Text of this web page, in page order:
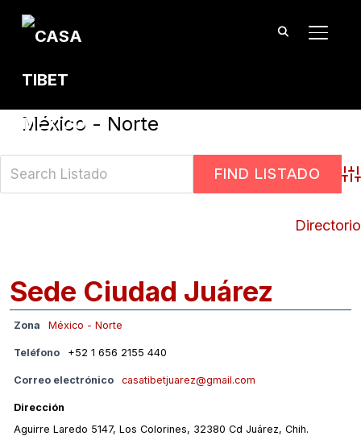
México - Norte
Directorio
Sede Ciudad Juárez
Zona México - Norte
Teléfono +52 1 656 2155 440
Correo electrónico casatibetjuarez@gmail.com
Dirección
Aguirre Laredo 5147, Los Colorines, 32380 Cd Juárez, Chih.